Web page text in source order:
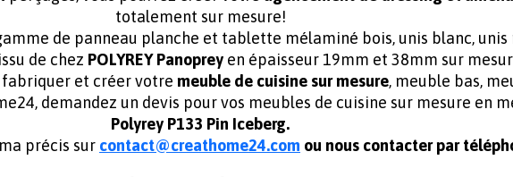
totalement sur mesure!
de panneau planche et tablette mélaminé bois, unis blanc,
de chez POLYREY Panoprey en épaisseur 19mm et 38mm sur
fabriquer et créer votre meuble de cuisine sur mesure, meuble bas,
demandez un devis pour vos meubles de cuisine sur mesure en
Polyrey P133 Pin Iceberg.
précis sur contact@creathome24.com ou nous contacter par